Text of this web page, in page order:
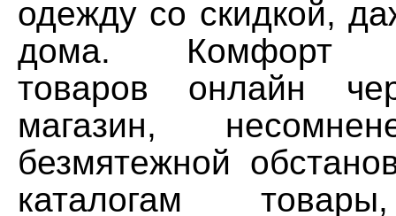
одежду со скидкой,
дома. Комфорт
товаров онлайн
магазин,
безмятежной
каталогам